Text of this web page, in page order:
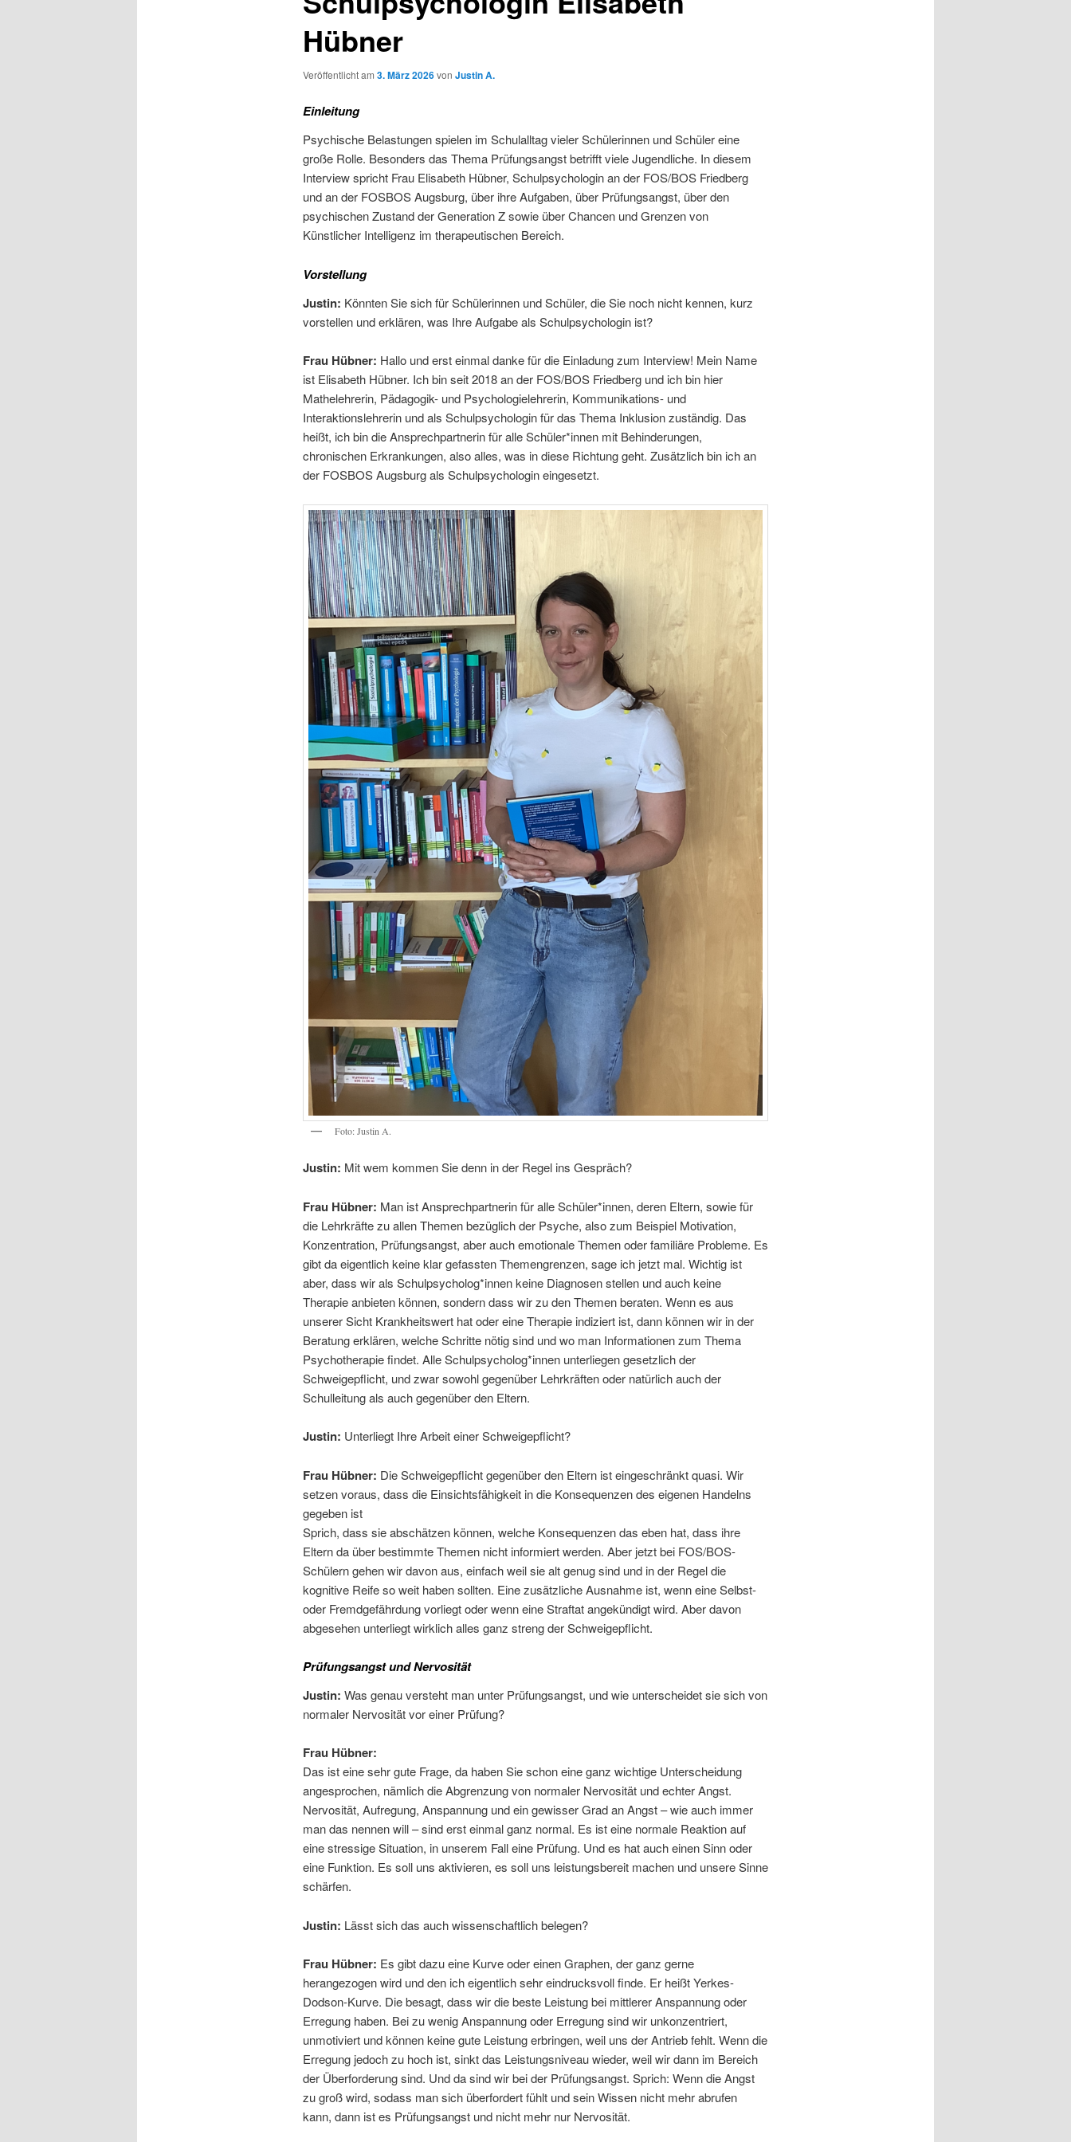
Hübner
Veröffentlicht am 3. März 2026von Justin A.
Einleitung
Psychische Belastungen spielen im Schulalltag vieler Schülerinnen und Schüler eine
große Rolle. Besonders das Thema Prüfungsangst betrifft viele Jugendliche. In diesem
Interview spricht Frau Elisabeth Hübner, Schulpsychologin an der FOS/BOS Friedberg
und an der FOSBOS Augsburg, über ihre Aufgaben, über Prüfungsangst, über den
psychischen Zustand der Generation Z sowie über Chancen und Grenzen von
Künstlicher Intelligenz im therapeutischen Bereich.
Vorstellung
Justin: Könnten Sie sich für Schülerinnen und Schüler, die Sie noch nicht kennen, kurz
vorstellen und erklären, was Ihre Aufgabe als Schulpsychologin ist?
Frau Hübner: Hallo und erst einmal danke für die Einladung zum Interview! Mein Name
ist Elisabeth Hübner. Ich bin seit 2018 an der FOS/BOS Friedberg und ich bin hier
Mathelehrerin, Pädagogik- und Psychologielehrerin, Kommunikations- und
Interaktionslehrerin und als Schulpsychologin für das Thema Inklusion zuständig. Das
heißt, ich bin die Ansprechpartnerin für alle Schüler*innen mit Behinderungen,
chronischen Erkrankungen, also alles, was in diese Richtung geht. Zusätzlich bin ich an
der FOSBOS Augsburg als Schulpsychologin eingesetzt.
Foto: Justin A.
Justin: Mit wem kommen Sie denn in der Regel ins Gespräch?
Frau Hübner: Man ist Ansprechpartnerin für alle Schüler*innen, deren Eltern, sowie für
die Lehrkräfte zu allen Themen bezüglich der Psyche, also zum Beispiel Motivation,
Konzentration, Prüfungsangst, aber auch emotionale Themen oder familiäre Probleme. Es
gibt da eigentlich keine klar gefassten Themengrenzen, sage ich jetzt mal. Wichtig ist
aber, dass wir als Schulpsycholog*innen keine Diagnosen stellen und auch keine
Therapie anbieten können, sondern dass wir zu den Themen beraten. Wenn es aus
unserer Sicht Krankheitswert hat oder eine Therapie indiziert ist, dann können wir in der
Beratung erklären, welche Schritte nötig sind und wo man Informationen zum Thema
Psychotherapie findet. Alle Schulpsycholog*innen unterliegen gesetzlich der
Schweigepflicht, und zwar sowohl gegenüber Lehrkräften oder natürlich auch der
Schulleitung als auch gegenüber den Eltern.
Justin: Unterliegt Ihre Arbeit einer Schweigepflicht?
Frau Hübner: Die Schweigepflicht gegenüber den Eltern ist eingeschränkt quasi. Wir
setzen voraus, dass die Einsichtsfähigkeit in die Konsequenzen des eigenen Handelns
gegeben ist
Sprich, dass sie abschätzen können, welche Konsequenzen das eben hat, dass ihre
Eltern da über bestimmte Themen nicht informiert werden. Aber jetzt bei FOS/BOS-
Schülern gehen wir davon aus, einfach weil sie alt genug sind und in der Regel die
kognitive Reife so weit haben sollten. Eine zusätzliche Ausnahme ist, wenn eine Selbst-
oder Fremdgefährdung vorliegt oder wenn eine Straftat angekündigt wird. Aber davon
abgesehen unterliegt wirklich alles ganz streng der Schweigepflicht.
Prüfungsangst und Nervosität
Justin: Was genau versteht man unter Prüfungsangst, und wie unterscheidet sie sich von
normaler Nervosität vor einer Prüfung?
Frau Hübner:
Das ist eine sehr gute Frage, da haben Sie schon eine ganz wichtige Unterscheidung
angesprochen, nämlich die Abgrenzung von normaler Nervosität und echter Angst.
Nervosität, Aufregung, Anspannung und ein gewisser Grad an Angst – wie auch immer
man das nennen will – sind erst einmal ganz normal. Es ist eine normale Reaktion auf
eine stressige Situation, in unserem Fall eine Prüfung. Und es hat auch einen Sinn oder
eine Funktion. Es soll uns aktivieren, es soll uns leistungsbereit machen und unsere Sinne
schärfen.
Justin: Lässt sich das auch wissenschaftlich belegen?
Frau Hübner: Es gibt dazu eine Kurve oder einen Graphen, der ganz gerne
herangezogen wird und den ich eigentlich sehr eindrucksvoll finde. Er heißt Yerkes-
Dodson-Kurve. Die besagt, dass wir die beste Leistung bei mittlerer Anspannung oder
Erregung haben. Bei zu wenig Anspannung oder Erregung sind wir unkonzentriert,
unmotiviert und können keine gute Leistung erbringen, weil uns der Antrieb fehlt. Wenn die
Erregung jedoch zu hoch ist, sinkt das Leistungsniveau wieder, weil wir dann im Bereich
der Überforderung sind. Und da sind wir bei der Prüfungsangst. Sprich: Wenn die Angst
zu groß wird, sodass man sich überfordert fühlt und sein Wissen nicht mehr abrufen
kann, dann ist es Prüfungsangst und nicht mehr nur Nervosität.